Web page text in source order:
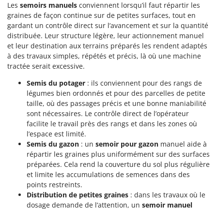
Pompes immergées électriques
Postes à souder
Poussoirs à saucisse
Presses à pellets
Pressoirs à fruits
Pressoirs à Raisin
Pulvérisateurs
Pulvérisateurs portés
Rafraîchisseurs d'air par évaporation
Rampes de chargement en aluminium
Râpes à fromage électriques
Râteaux pour tracteur
Ginko - MGM
Gipeco
Girmi
GRAEF
Gre
GreenBay
Greenworks
GRIFO
GVS
GYS
Hailo
Helvi
Henx
Les semoirs manuels conviennent lorsqu’il faut répartir les
graines de façon continue sur de petites surfaces, tout en
gardant un contrôle direct sur l’avancement et sur la quantité
distribuée. Leur structure légère, leur actionnement manuel
et leur destination aux terrains préparés les rendent adaptés
à des travaux simples, répétés et précis, là où une machine
tractée serait excessive.
Semis du potager : ils conviennent pour des rangs de
légumes bien ordonnés et pour des parcelles de petite
taille, où des passages précis et une bonne maniabilité
sont nécessaires. Le contrôle direct de l’opérateur
facilite le travail près des rangs et dans les zones où
l’espace est limité.
Semis du gazon : un semoir pour gazon manuel aide à
répartir les graines plus uniformément sur des surfaces
préparées. Cela rend la couverture du sol plus régulière
et limite les accumulations de semences dans des
points restreints.
Distribution de petites graines : dans les travaux où le
dosage demande de l’attention, un semoir manuel